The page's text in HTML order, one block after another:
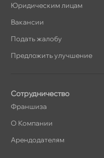
Юридическим лицам
акансии
Подать жалобу
Предложить улучшение
Сотрудничество
Франшиза
О Компании
Арендодателям